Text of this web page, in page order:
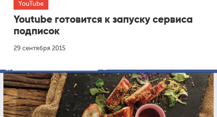
YouTube
Youtube готовится к запуску сервиса
подписок
29 сентября 2015